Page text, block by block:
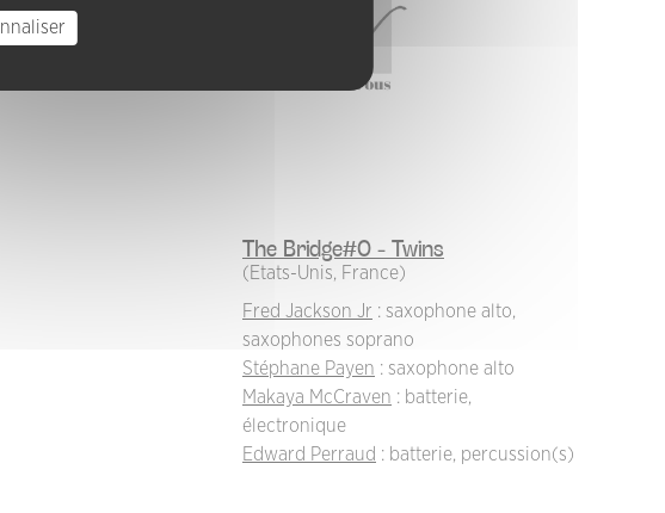
The Bridge#0 - Twins
(Etats-Unis, France)
Fred Jackson Jr : saxophone alto,
saxophones soprano
Stéphane Payen : saxophone alto
Makaya McCraven : batterie,
électronique
Edward Perraud : batterie, percussion(s)